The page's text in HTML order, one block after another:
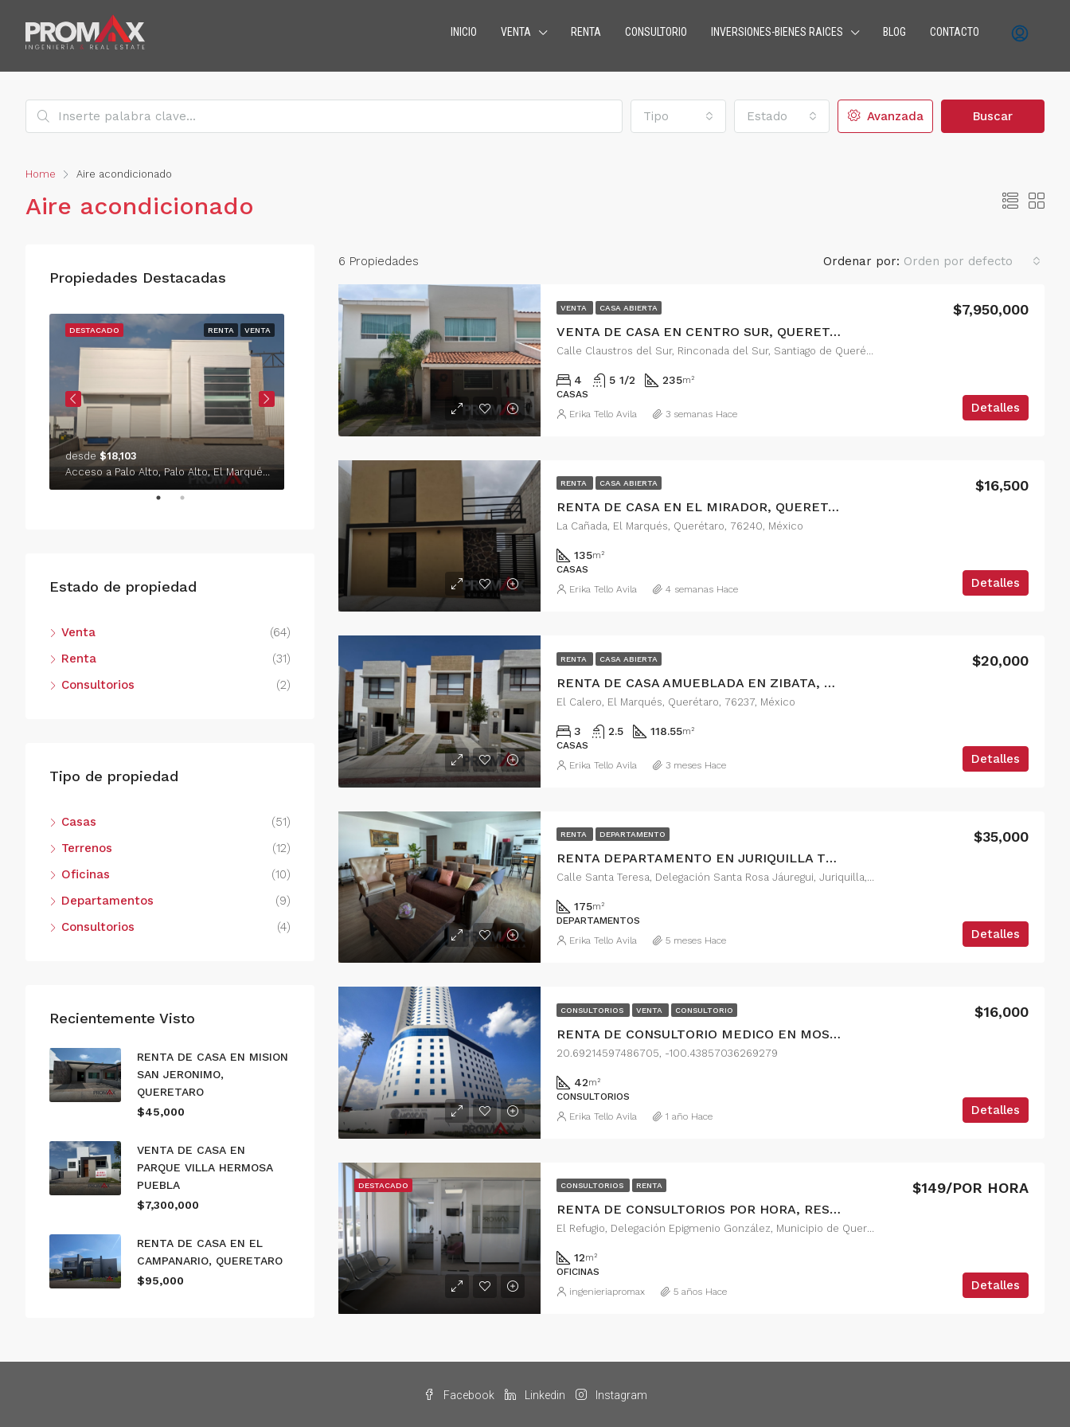
INICIO VENTA RENTA CONSULTORIO INVERSIONES-BIENES RAICES BLOG CONTACTO
Tipo Estado Avanzada Buscar
Home Aire acondicionado
Aire acondicionado
6 Propiedades Ordenar por: Orden por defecto
VENTA CASA ABIERTA
VENTA DE CASA EN CENTRO SUR, QUERETARO
$7,950,000
4 5 1/2 235m²
CASAS
Detalles
Erika Tello Avila 3 semanas Hace
RENTA CASA ABIERTA
RENTA DE CASA EN EL MIRADOR, QUERETARO
$16,500
La Cañada, El Marqués, Querétaro, 76240, México
135m²
CASAS
Detalles
Erika Tello Avila 4 semanas Hace
RENTA CASA ABIERTA
RENTA DE CASA AMUEBLADA EN ZIBATA, QUERETARO
$20,000
El Calero, El Marqués, Querétaro, 76237, México
3 2.5 118.55m²
CASAS
Detalles
Erika Tello Avila 3 meses Hace
RENTA DEPARTAMENTO
RENTA DEPARTAMENTO EN JURIQUILLA TOWERS QUERETARO
$35,000
Calle Santa Teresa, Delegación Santa Rosa Jáuregui, Juriquilla, Municipio de Querétaro, Querétaro, 76226, México
175m²
DEPARTAMENTOS
Detalles
Erika Tello Avila 5 meses Hace
CONSULTORIOS VENTA CONSULTORIO
RENTA DE CONSULTORIO MEDICO EN MOSCATI
$16,000
20.69214597486705, -100.43857036269279
42m²
CONSULTORIOS
Detalles
Erika Tello Avila 1 año Hace
DESTACADO CONSULTORIOS RENTA
RENTA DE CONSULTORIOS POR HORA, RESIDENCIAL EL REFUGIO
$149/POR HORA
El Refugio, Delegación Epigmenio González, Municipio de Querétaro, Querétaro, México
12m²
OFICINAS
Detalles
ingenieriapromax 5 años Hace
Propiedades Destacadas
RENTA VENTA
DESTACADO
desde $18,103
Acceso a Palo Alto, Palo Alto, El Marqués, Querétaro, México
CONSULTORIOS
DESTACADO RENTA VENTA
DESTACADO DESTACADO
Estado de propiedad
Venta
(64)
Renta
(31)
Consultorios
(2)
Tipo de propiedad
Casas
(51)
Terrenos
(12)
Oficinas
(10)
Departamentos
(9)
Consultorios
(4)
Recientemente Visto
RENTA DE CASA EN MISION
SAN JERONIMO,
QUERETARO
$45,000
VENTA DE CASA EN
PARQUE VILLA HERMOSA
PUEBLA
$7,300,000
RENTA DE CASA EN EL
CAMPANARIO, QUERETARO
$95,000
Facebook Linkedin Instagram